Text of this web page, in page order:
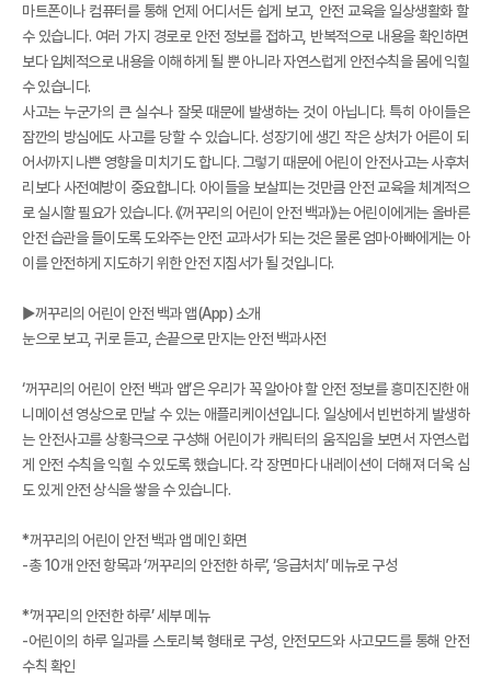
마트폰이나 컴퓨터를 통해 언제 어디서든 쉽게 보고, 안전 교육을 일상생활화 할
수 있습니다. 여러 가지 경로로 안전 정보를 접하고, 반복적으로 내용을 확인하면
보다 입체적으로 내용을 이해하게 될 뿐 아니라 자연스럽게 안전수칙을 몸에 익힐
수 있습니다.
사고는 누군가의 큰 실수나 잘못 때문에 발생하는 것이 아닙니다. 특히 아이들은
잠깐의 방심에도 사고를 당할 수 있습니다. 성장기에 생긴 작은 상처가 어른이 되
어서까지 나쁜 영향을 미치기도 합니다. 그렇기 때문에 어린이 안전사고는 사후처
리보다 사전예방이 중요합니다. 아이들을 보살피는 것만큼 안전 교육을 체계적으
로 실시할 필요가 있습니다. 《꺼꾸리의 어린이 안전 백과》는 어린이에게는 올바른
안전 습관을 들이도록 도와주는 안전 교과서가 되는 것은 물론 엄마·아빠에게는 아
이를 안전하게 지도하기 위한 안전 지침서가 될 것입니다.
▶꺼꾸리의 어린이 안전 백과 앱(App) 소개
눈으로 보고, 귀로 듣고, 손끝으로 만지는 안전 백과사전
‘꺼꾸리의 어린이 안전 백과 앱’은 우리가 꼭 알아야 할 안전 정보를 흥미진진한 애
니메이션 영상으로 만날 수 있는 애플리케이션입니다. 일상에서 빈번하게 발생하
는 안전사고를 상황극으로 구성해 어린이가 캐릭터의 움직임을 보면서 자연스럽
게 안전 수칙을 익힐 수 있도록 했습니다. 각 장면마다 내레이션이 더해져 더욱 심
도 있게 안전 상식을 쌓을 수 있습니다.
*꺼꾸리의 어린이 안전 백과 앱 메인 화면
-총 10개 안전 항목과 ‘꺼꾸리의 안전한 하루’, ‘응급처치’ 메뉴로 구성
*‘꺼꾸리의 안전한 하루’ 세부 메뉴
-어린이의 하루 일과를 스토리북 형태로 구성, 안전모드와 사고모드를 통해 안전
수칙 확인